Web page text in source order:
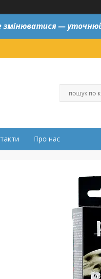
змінюватися —
Про нас